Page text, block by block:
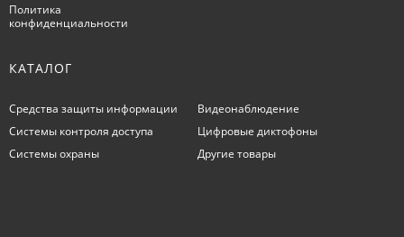
Политика
конфиденциальности
КАТАЛОГ
Средства защиты информации
Системы контроля доступа
Системы охраны
Видеонаблюдение
Цифровые диктофоны
Другие товары